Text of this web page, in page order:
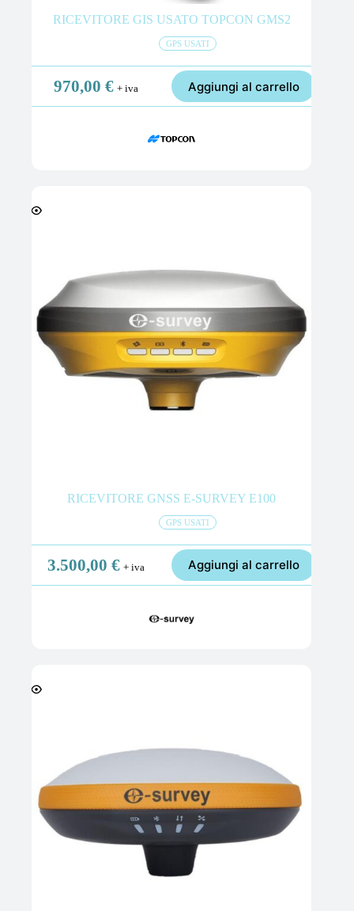
RICEVITORE GIS USATO TOPCON GMS2
GPS USATI
970,00 € + iva Aggiungi al carrello
RICEVITORE GNSS E-SURVEY E100
GPS USATI
3.500,00 € + iva Aggiungi al carrello